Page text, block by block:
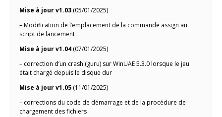
Mise à jour v1.03 (05/01/2025)
– Modification de l’emplacement de la commande assign au
script de lancement
Mise à jour v1.04 (07/01/2025)
– correction d’un crash (guru) sur WinUAE 5.3.0 lorsque le jeu
était chargé depuis le disque dur
Mise à jour v1.05 (11/01/2025)
– corrections du code de démarrage et de la procédure de
chargement des fichiers